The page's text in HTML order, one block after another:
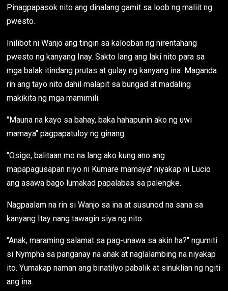
Pinagpapasok nito ang dinalang gamit sa loob ng maliit ng
pwesto.
Inilibot ni Wanjo ang tingin sa kalooban ng nirentahang
pwesto ng kanyang Inay. Sakto lang ang laki nito para sa
mga balak itindang prutas at gulay ng kanyang ina. Maganda
rin ang tayo nito dahil malapit sa bungad at madaling
makikita ng mga mamimili.
"Mauna na kayo sa bahay, baka hahapunin ako ng uwi
mamaya" pagpapatuloy ng ginang.
"Osige, balitaan mo na lang ako kung ano ang
mapapagusapan niyo ni Kumare mamaya" niyakap ni Lucio
ang asawa bago lumakad papalabas sa palengke.
Nagpaalam na rin si Wanjo sa ina at susunod na sana sa
kanyang Itay nang tawagin siya ng nito.
"Anak, maraming salamat sa pag-unawa sa akin ha?" ngumiti
si Nympha sa panganay na anak at naglalambing na niyakap
ito. Yumakap naman ang binatilyo pabalik at sinuklian ng ngiti
ang ina.